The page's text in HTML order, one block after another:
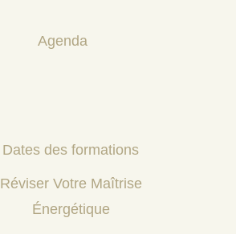
Agenda
Dates des formations
Réviser Votre Maîtrise
Énergétique